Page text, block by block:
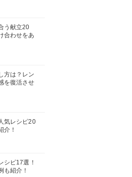
う献立20
合わせをあ
方は？レン
を復活させ
気レシピ20
介！
シピ17選！
も紹介！